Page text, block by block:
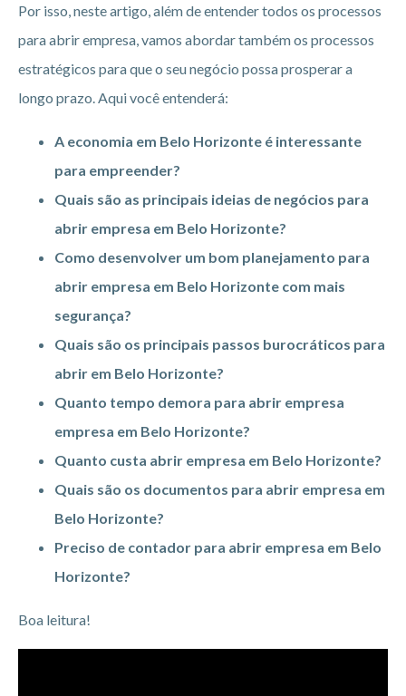
Por isso, neste artigo, além de entender todos os processos
para abrir empresa, vamos abordar também os processos
estratégicos para que o seu negócio possa prosperar a
longo prazo. Aqui você entenderá:
A economia em Belo Horizonte é interessante
para empreender?
Quais são as principais ideias de negócios para
abrir empresa em Belo Horizonte?
Como desenvolver um bom planejamento para
abrir empresa em Belo Horizonte com mais
segurança?
Quais são os principais passos burocráticos para
abrir em Belo Horizonte?
Quanto tempo demora para abrir empresa
empresa em Belo Horizonte?
Quanto custa abrir empresa em Belo Horizonte?
Quais são os documentos para abrir empresa em
Belo Horizonte?
Preciso de contador para abrir empresa em Belo
Horizonte?
Boa leitura!